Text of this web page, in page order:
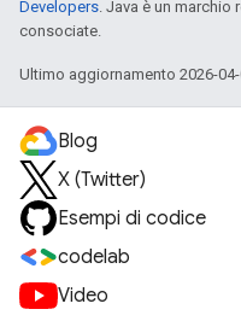
Developers. Java è un marchio
consociate.
Ultimo aggiornamento 2026-04-
Blog
X (Twitter)
Esempi di codice
codelab
Video